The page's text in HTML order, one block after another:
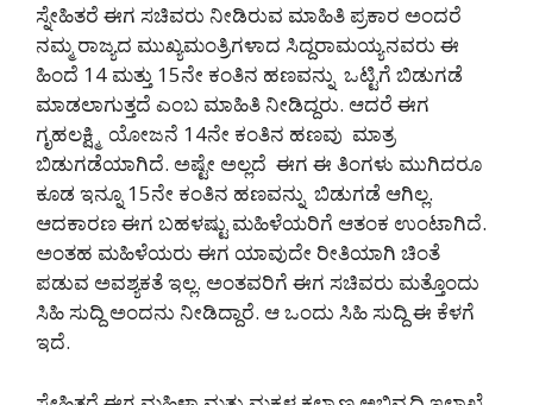
ಸ್ನೇಹಿತರೆ ಈಗ ಸಚಿವರು ನೀಡಿರುವ ಮಾಹಿತಿ ಪ್ರಕಾರ ಅಂದರೆ
ನಮ್ಮ ರಾಜ್ಯದ ಮುಖ್ಯಮಂತ್ರಿಗಳಾದ ಸಿದ್ದರಾಮಯ್ಯನವರು ಈ
ಹಿಂದೆ 14 ಮತ್ತು 15ನೇ ಕಂತಿನ ಹಣವನ್ನು ಒಟ್ಟಿಗೆ ಬಿಡುಗಡೆ
ಮಾಡಲಾಗುತ್ತದೆ ಎಂಬ ಮಾಹಿತಿ ನೀಡಿದ್ದರು. ಆದರೆ ಈಗ
ಗೃಹಲಕ್ಷ್ಮಿ ಯೋಜನೆ 14ನೇ ಕಂತಿನ ಹಣವು ಮಾತ್ರ
ಬಿಡುಗಡೆಯಾಗಿದೆ. ಅಷ್ಟೇ ಅಲ್ಲದೆ ಈಗ ಈ ತಿಂಗಳು ಮುಗಿದರೂ
ಕೂಡ ಇನ್ನೂ 15ನೇ ಕಂತಿನ ಹಣವನ್ನು ಬಿಡುಗಡೆ ಆಗಿಲ್ಲ.
ಆದಕಾರಣ ಈಗ ಬಹಳಷ್ಟು ಮಹಿಳೆಯರಿಗೆ ಆತಂಕ ಉಂಟಾಗಿದೆ.
ಅಂತಹ ಮಹಿಳೆಯರು ಈಗ ಯಾವುದೇ ರೀತಿಯಾಗಿ ಚಿಂತೆ
ಪಡುವ ಅವಶ್ಯಕತೆ ಇಲ್ಲ. ಅಂತವರಿಗೆ ಈಗ ಸಚಿವರು ಮತ್ತೊಂದು
ಸಿಹಿ ಸುದ್ದಿ ಅಂದನು ನೀಡಿದ್ದಾರೆ. ಆ ಒಂದು ಸಿಹಿ ಸುದ್ದಿ ಈ ಕೆಳಗೆ
ಇದೆ.